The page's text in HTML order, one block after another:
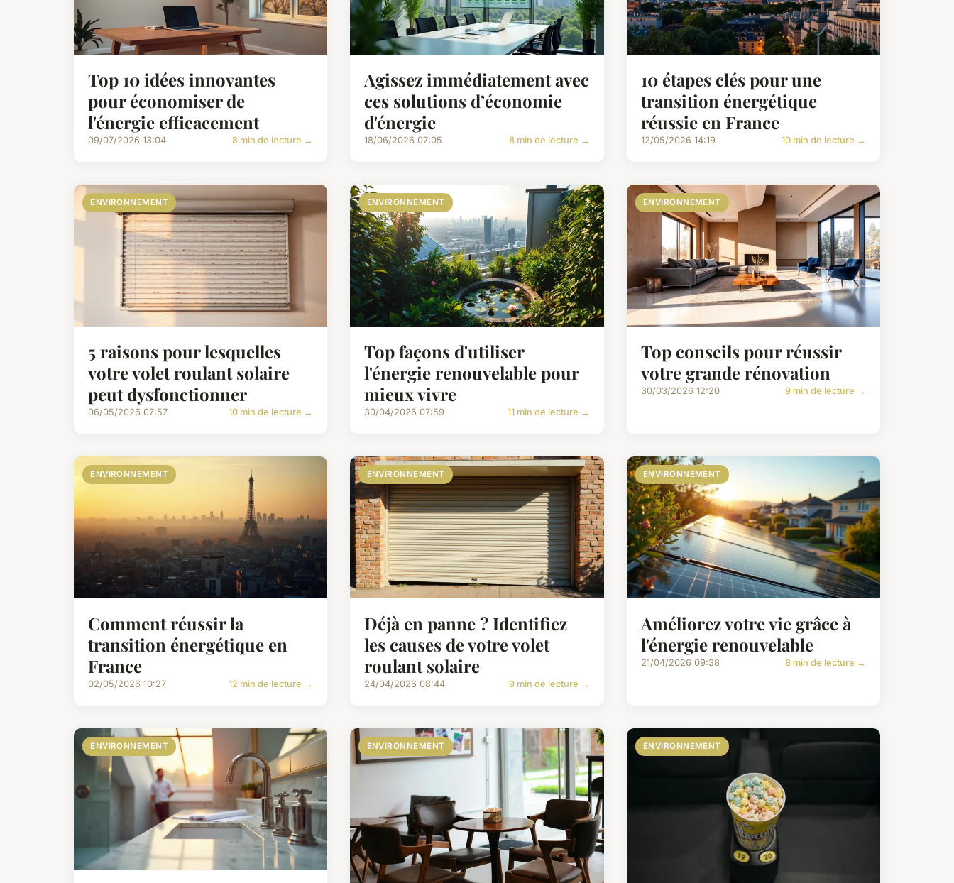
Top 10 idées innovantes
pour économiser de
l'énergie efficacement
09/07/2026 13:04 8 min de lecture →
Agissez immédiatement avec
ces solutions d’économie
d'énergie
18/06/2026 07:05 8 min de lecture →
10 étapes clés pour une
transition énergétique
réussie en France
12/05/2026 14:19 10 min de lecture →
ENVIRONNEMENT
5 raisons pour lesquelles
votre volet roulant solaire
peut dysfonctionner
06/05/2026 07:57 10 min de lecture →
ENVIRONNEMENT
Top façons d'utiliser
l'énergie renouvelable pour
mieux vivre
30/04/2026 07:59 11 min de lecture →
ENVIRONNEMENT
Top conseils pour réussir
votre grande rénovation
30/03/2026 12:20 9 min de lecture →
ENVIRONNEMENT
Comment réussir la
transition énergétique en
France
02/05/2026 10:27 12 min de lecture →
ENVIRONNEMENT
Déjà en panne ? Identifiez
les causes de votre volet
roulant solaire
24/04/2026 08:44 9 min de lecture →
ENVIRONNEMENT
Améliorez votre vie grâce à
l'énergie renouvelable
21/04/2026 09:38 8 min de lecture →
ENVIRONNEMENT ENVIRONNEMENT ENVIRONNEMENT